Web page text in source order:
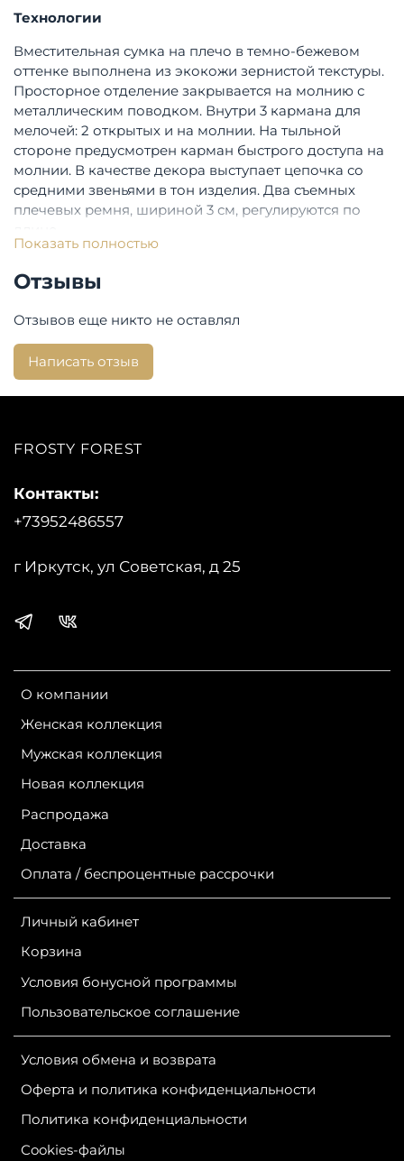
Технологии
Вместительная сумка на плечо в темно-бежевом
оттенке выполнена из экокожи зернистой текстуры.
Просторное отделение закрывается на молнию с
металлическим поводком. Внутри 3 кармана для
мелочей: 2 открытых и на молнии. На тыльной
стороне предусмотрен карман быстрого доступа на
молнии. В качестве декора выступает цепочка со
средними звеньями в тон изделия. Два съемных
плечевых ремня, шириной 3 см, регулируются по
Показать полностью
Отзывы
Отзывов еще никто не оставлял
Написать отзыв
FROSTY FOREST
О компании
Женская коллекция
Мужская коллекция
Новая коллекция
Распродажа
Доставка
Оплата / беспроцентные рассрочки
Личный кабинет
Корзина
Условия бонусной программы
Пользовательское соглашение
Условия обмена и возврата
Оферта и политика конфиденциальности
Политика конфиденциальности
Сookies-файлы
Контакты:
+73952486557
г Иркутск, ул Советская, д 25